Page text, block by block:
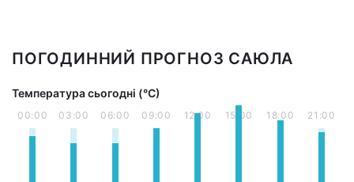
ПОГОДИННИЙ ПРОГНОЗ САЮЛА
Температура сьогодні (°С)
00:00 03:00 06:00 09:00 12:00 15:00 18:00 21:00